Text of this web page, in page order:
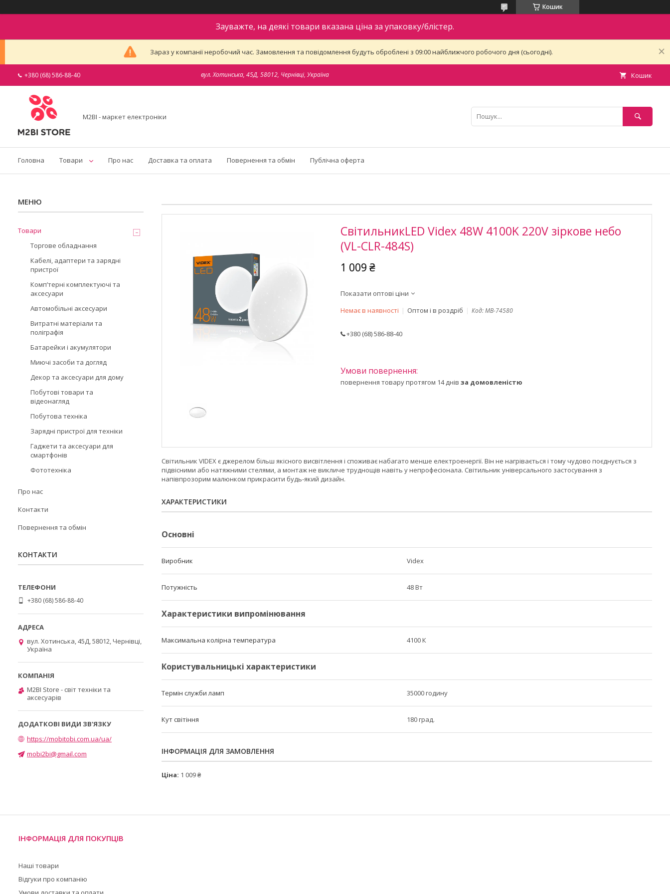
Кошик
Зауважте, на деякі товари вказана ціна за упаковку/блістер.
Зараз у компанії неробочий час. Замовлення та повідомлення будуть оброблені з 09:00 найближчого робочого дня (сьогодні).
+380 (68) 586-88-40 вул. Хотинська, 45Д, 58012, Чернівці, Україна Кошик
M2BI - маркет електроніки
Головна Товари Про нас Доставка та оплата Повернення та обмін Публічна оферта
СвітильникLED Videx 48W 4100K 220V зіркове небо
(VL-CLR-484S)
1 009 ₴
Показати оптові ціни
Немає в наявності
Оптом і в роздріб Код:MB-74580
+380 (68) 586-88-40
повернення товару протягом 14 днів за домовленістю
Світильник VIDEX є джерелом більш якісного висвітлення і споживає набагато менше електроенергії. Він не нагрівається і тому чудово поєднується з
підвісними або натяжними стелями, а монтаж не викличе труднощів навіть у непрофесіонала. Світильник універсального застосування з
напівпрозорим малюнком прикрасити будь-який дизайн.
ХАРАКТЕРИСТИКИ
Основні
Виробник Videx
Потужність 48 Вт
Характеристики випромінювання
Максимальна колірна температура 4100 К
Користувальницькі характеристики
Термін служби ламп 35000 годину
Кут світіння 180 град.
ІНФОРМАЦІЯ ДЛЯ ЗАМОВЛЕННЯ
Ціна: 1 009 ₴
Товари
Торгове обладнання
Кабелі, адаптери та зарядні
пристрої
Компʼтерні комплектуючі та
аксесуари
Автомобільні аксесуари
Витратні матеріали та
поліграфія
Батарейки і акумулятори
Миючі засоби та догляд
Декор та аксесуари для дому
Побутові товари та
відеонагляд
Побутова техніка
Зарядні пристрої для техніки
Гаджети та аксесуари для
смартфонів
Фототехніка
Про нас
Контакти
Повернення та обмін
КОНТАКТИ
+380 (68) 586-88-40
вул. Хотинська, 45Д, 58012, Чернівці,
Україна
M2BI Store - світ техніки та
аксесуарів
https://mobitobi.com.ua/ua/
mobi2bi@gmail.com
ІНФОРМАЦІЯ ДЛЯ ПОКУПЦІВ
Наші товари
Відгуки про компанію